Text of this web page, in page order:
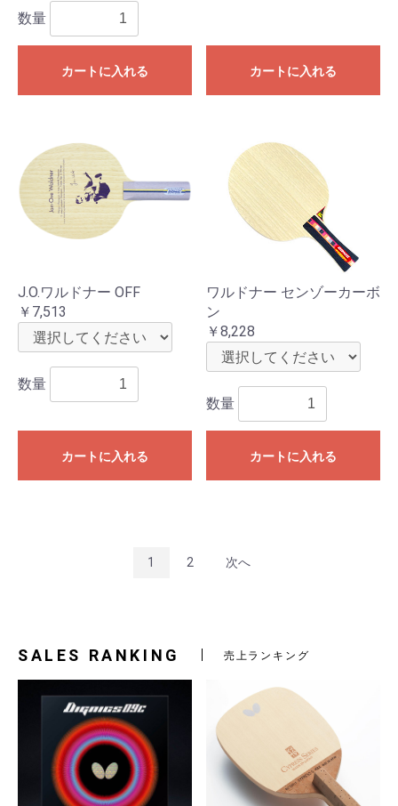
数量
カートに入れる カートに入れる
J.O.ワルドナー OFF
￥7,513
数量
カートに入れる
ワルドナー センゾーカーボ
ン
￥8,228
数量
カートに入れる
1 2 次へ
SALES RANKING 売上ランキング